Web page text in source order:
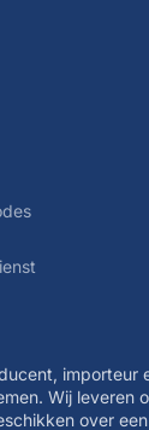
importeur
Wij leveren
over